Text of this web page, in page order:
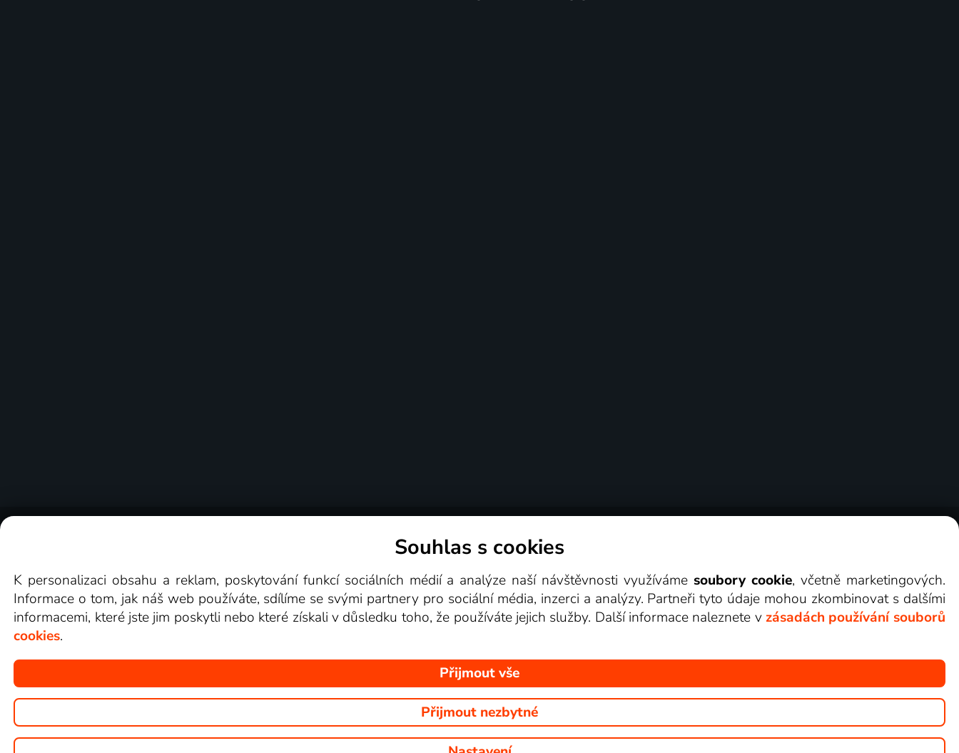
Videotéka
Copyright © goNET s.r.o. Na tomto webu jsou zobrazovány obrázky z pořadů TV stanic, které můžete sledovat v Lepší.TV.
Souhlas s cookies
K personalizaci obsahu a reklam, poskytování funkcí sociálních médií a analýze naší návštěvnosti využívámesoubory cookie, včetně marketingových.
Informace o tom, jak náš web používáte, sdílíme se svými partnery pro sociální média, inzerci a analýzy. Partneři tyto údaje mohou zkombinovat s dalšími
informacemi, které jste jim poskytli nebo které získali v důsledku toho, že používáte jejich služby. Další informace naleznete v zásadách používání souborů
cookies.
Přijmout vše
Přijmout nezbytné